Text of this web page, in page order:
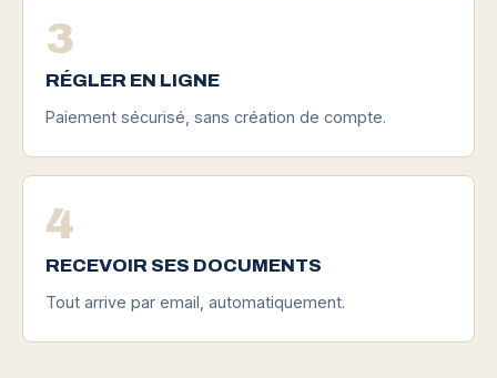
3
RÉGLER EN LIGNE
Paiement sécurisé, sans création de compte.
4
RECEVOIR SES DOCUMENTS
Tout arrive par email, automatiquement.